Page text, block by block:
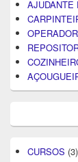
AJUDANTE
CURSOS (3)